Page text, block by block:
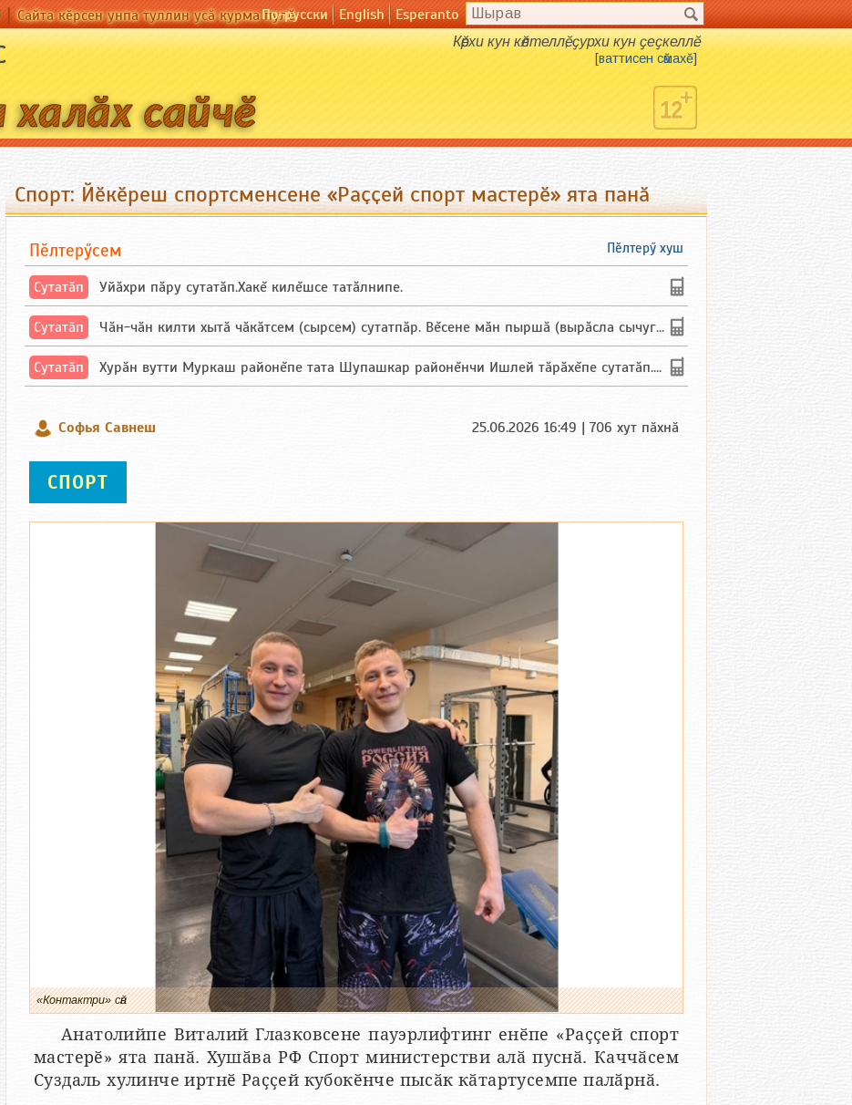
|Сайта кӗрсен унпа туллин усӑ курма пулӗПо-русски English Esperanto
Кӗрхи кун кӗлтеллӗ, ҫурхи кун ҫеҫкеллӗ.
[ваттисен сӑмахӗ]
Спорт: Йӗкӗреш спортсменсене «Раҫҫей спорт мастерӗ» ята панӑ
Пӗлтерӳ хуш
Пӗлтерӳсем
Сутатӑп Уйăхри пăру сутатăп.Хакĕ килĕшсе татăлнипе.
Сутатӑп Чăн-чăн килти хытă чăкăтсем (сырсем) сутатпăр. Вĕсене мăн пыршă (вырăсла сычуг) ...
Сутатӑп Хурăн вутти Муркаш районĕпе тата Шупашкар районĕнчи Ишлей тăрăхĕпе сутатăп. Ха...
Софья Савнеш 25.06.2026 16:49 | 706 хут пӑхнӑ
СПОРТ
«Контактри» сӑн
Анатолийпе Виталий Глазковсене пауэрлифтинг енӗпе «Раҫҫей спорт
мастерӗ» ята панӑ. Хушӑва РФ Спорт министерстви алӑ пуснӑ. Каччӑсем
Суздаль хулинче иртнӗ Раҫҫей кубокӗнче пысӑк кӑтартусемпе палӑрнӑ.